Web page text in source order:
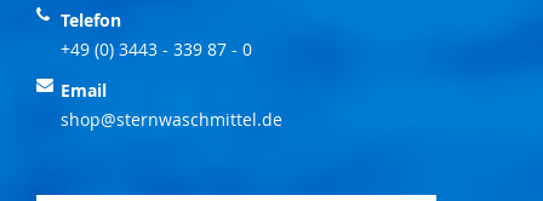
Telefon
+49 (0) 3443 - 339 87 - 0
Email
shop@sternwaschmittel.de